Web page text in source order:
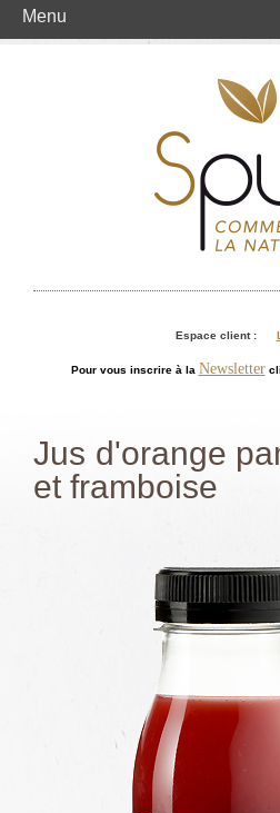
Espace client :
Pour vous inscrire à la Newsletter
Jus d'orange
et framboise
Menu